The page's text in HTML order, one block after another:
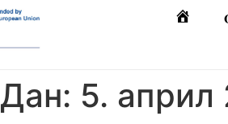
Početna
Дан: 5. април